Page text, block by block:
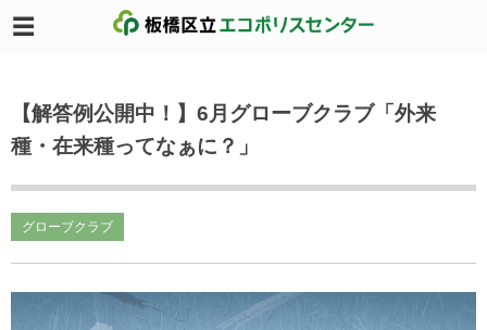
【解答例公開中！】6月グローブクラブ「外来
種・在来種ってなぁに？」
グローブクラブ